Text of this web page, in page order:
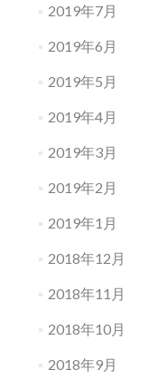
2019年7月
2019年6月
2019年5月
2019年4月
2019年3月
2019年2月
2019年1月
2018年12月
2018年11月
2018年10月
2018年9月